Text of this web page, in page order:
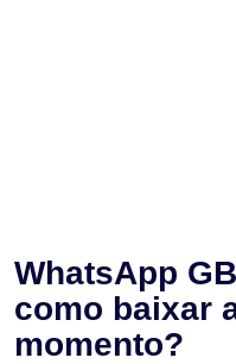
WhatsApp
como baixar
momento?